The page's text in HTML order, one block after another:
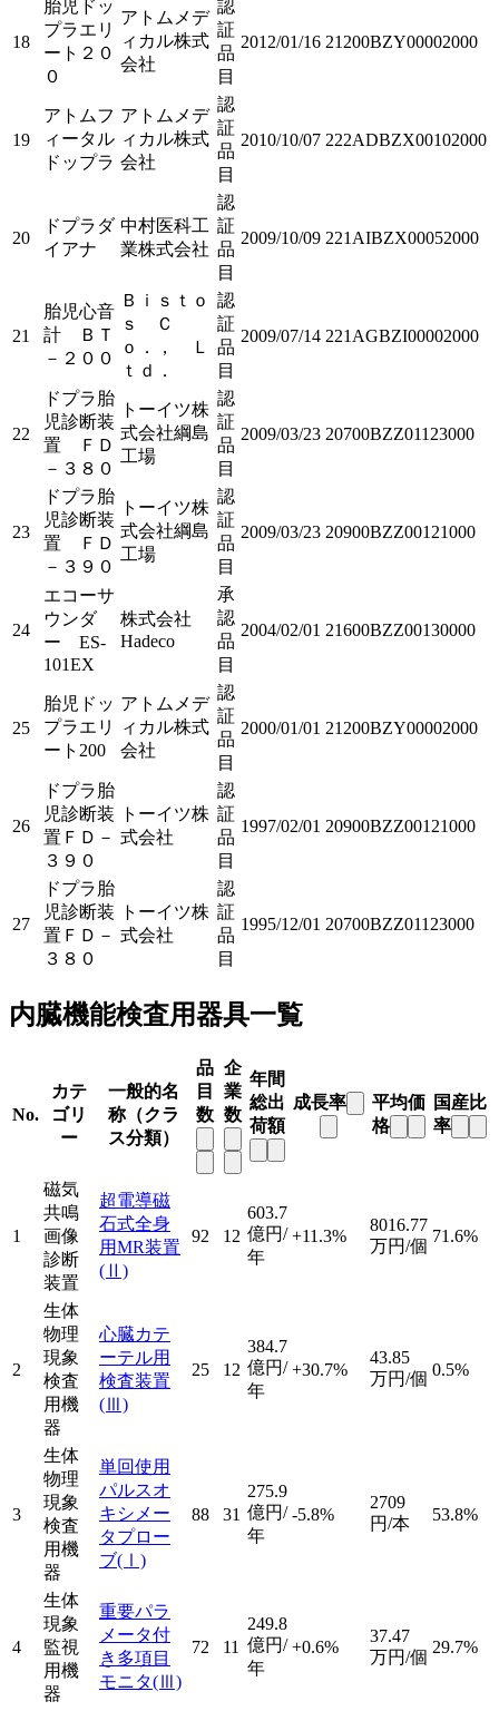
18
胎児ドッ
プラエリ
ート２０
０
アトムメデ
ィカル株式
会社
認
証
品
目
2012/01/16 21200BZY00002000
19
アトムフ
ィータル
ドップラ
アトムメデ
ィカル株式
会社
認
証
品
目
2010/10/07 222ADBZX00102000
20
ドプラダ
イアナ
中村医科工
業株式会社
認
証
品
目
2009/10/09 221AIBZX00052000
21
胎児心音
計 ＢＴ
－２００
Ｂｉｓｔｏ
ｓ Ｃ
ｏ．， Ｌ
ｔｄ．
認
証
品
目
2009/07/14 221AGBZI00002000
22
ドプラ胎
児診断装
置 ＦＤ
－３８０
トーイツ株
式会社綱島
工場
認
証
品
目
2009/03/23 20700BZZ01123000
23
ドプラ胎
児診断装
置 ＦＤ
－３９０
トーイツ株
式会社綱島
工場
認
証
品
目
2009/03/23 20900BZZ00121000
24
エコーサ
ウンダ
ー ES-
101EX
株式会社
Hadeco
承
認
品
目
2004/02/01 21600BZZ00130000
25
胎児ドッ
プラエリ
ート200
アトムメデ
ィカル株式
会社
認
証
品
目
2000/01/01 21200BZY00002000
26
ドプラ胎
児診断装
置ＦＤ－
３９０
トーイツ株
式会社
認
証
品
目
1997/02/01 20900BZZ00121000
27
ドプラ胎
児診断装
置ＦＤ－
３８０
トーイツ株
式会社
認
証
品
目
1995/12/01 20700BZZ01123000
内臓機能検査用器具一覧
No.
カテ
ゴリ
ー
一般的名
称（クラ
ス分類）
品
目
数
企
業
数
年間
総出
荷額
成長率
平均価
格
国産比
率
1
磁気
共鳴
画像
診断
装置
超電導磁
石式全身
用MR装置
(Ⅱ)
92 12
603.7
億円/
年
+11.3%
8016.77
万円/個
71.6%
2
生体
物理
現象
検査
用機
器
心臓カテ
ーテル用
検査装置
(Ⅲ)
25 12
384.7
億円/
年
+30.7%
43.85
万円/個 0.5%
3
生体
物理
現象
検査
用機
器
単回使用
パルスオ
キシメー
タプロー
ブ(Ⅰ)
88 31
275.9
億円/
年
-5.8%
2709
円/本
53.8%
4
生体
現象
監視
用機
器
重要パラ
メータ付
き多項目
モニタ(Ⅲ)
72 11
249.8
億円/
年
+0.6%
37.47
万円/個
29.7%